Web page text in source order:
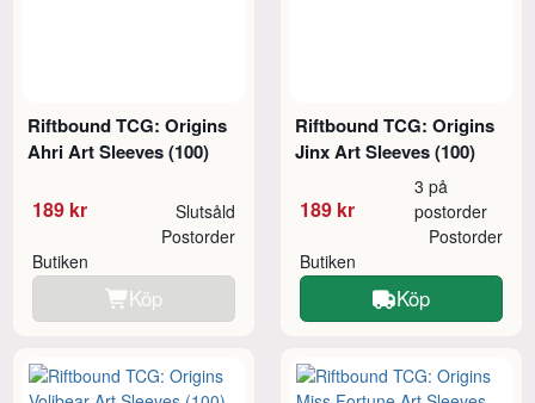
Riftbound TCG: Origins
Ahri Art Sleeves (100)
189 kr Slutsåld
Butiken
Postorder
Köp
Riftbound TCG: Origins
Jinx Art Sleeves (100)
189 kr
3 på
postorder
Butiken
Postorder
Köp